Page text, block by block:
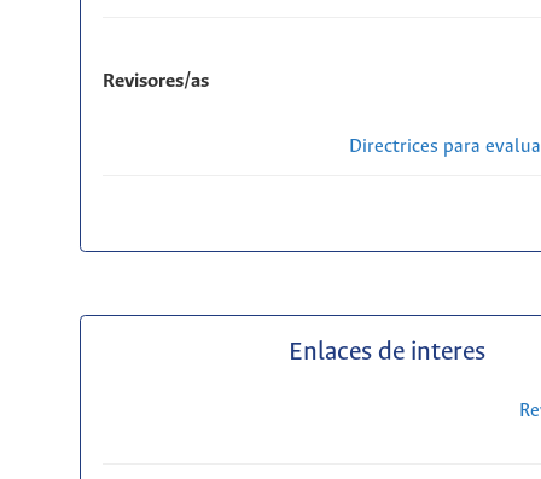
Revisores/as
Directrices para
Enlaces de interes